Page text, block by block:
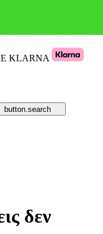
KLARNA
button.search
δεν